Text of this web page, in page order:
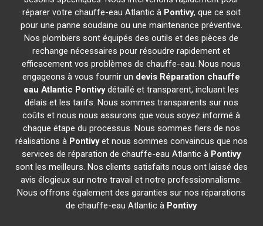
réparer votre chauffe-eau Atlantic à Pontivy, que ce soit
pour une panne soudaine ou une maintenance préventive.
Nos plombiers sont équipés des outils et des pièces de
rechange nécessaires pour résoudre rapidement et
efficacement vos problèmes de chauffe-eau. Nous nous
engageons à vous fournir un devis Réparation chauffe
eau Atlantic Pontivydétaillé et transparent, incluant les
délais et les tarifs. Nous sommes transparents sur nos
coûts et nous nous assurons que vous soyez informé à
chaque étape du processus. Nous sommes fiers de nos
réalisations à Pontivyet nous sommes convaincus que nos
services de réparation de chauffe-eau Atlantic à Pontivy
sont les meilleurs. Nos clients satisfaits nous ont laissé des
avis élogieux sur notre travail et notre professionnalisme.
Nous offrons également des garanties sur nos réparations
de chauffe-eau Atlantic à Pontivy